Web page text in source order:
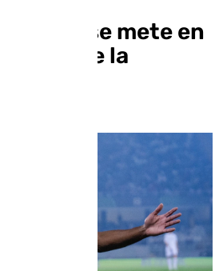
golea y se mete en
final de la